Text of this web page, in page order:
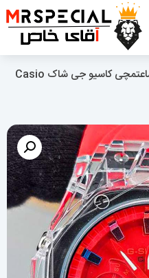
/ ساعتمچی کاسیو جی شاک Casio